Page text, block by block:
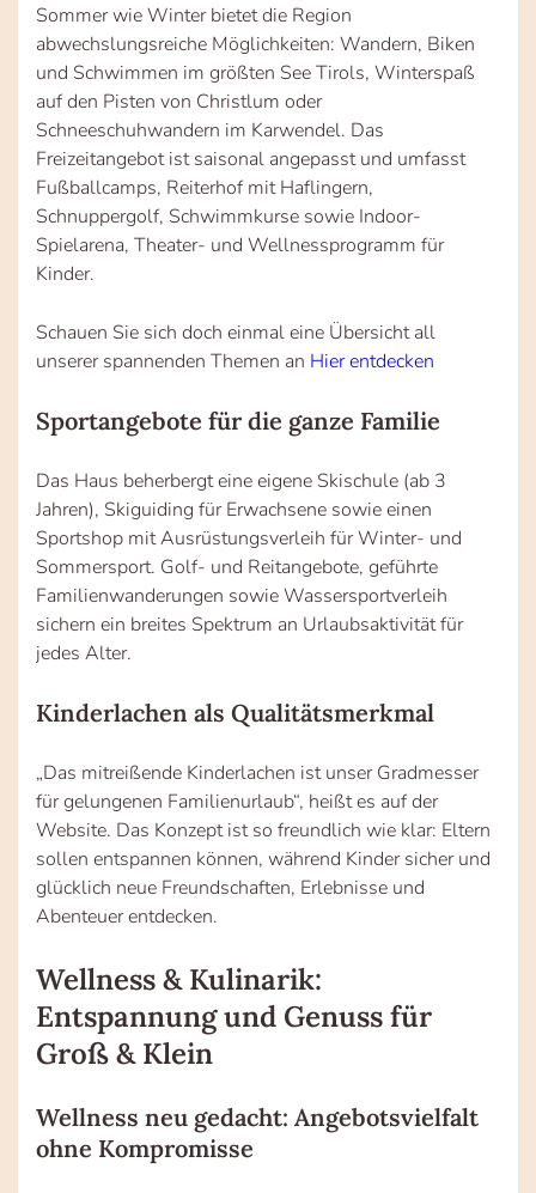
Sommer wie Winter bietet die Region
abwechslungsreiche Möglichkeiten: Wandern, Biken
und Schwimmen im größten See Tirols, Winterspaß
auf den Pisten von Christlum oder
Schneeschuhwandern im Karwendel. Das
Freizeitangebot ist saisonal angepasst und umfasst
Fußballcamps, Reiterhof mit Haflingern,
Schnuppergolf, Schwimmkurse sowie Indoor-
Spielarena, Theater- und Wellnessprogramm für
Kinder.
Schauen Sie sich doch einmal eine Übersicht all
unserer spannenden Themen an Hier entdecken
Sportangebote für die ganze Familie
Das Haus beherbergt eine eigene Skischule (ab 3
Jahren), Skiguiding für Erwachsene sowie einen
Sportshop mit Ausrüstungsverleih für Winter- und
Sommersport. Golf- und Reitangebote, geführte
Familienwanderungen sowie Wassersportverleih
sichern ein breites Spektrum an Urlaubsaktivität für
jedes Alter.
Kinderlachen als Qualitätsmerkmal
„Das mitreißende Kinderlachen ist unser Gradmesser
für gelungenen Familienurlaub“, heißt es auf der
Website. Das Konzept ist so freundlich wie klar: Eltern
sollen entspannen können, während Kinder sicher und
glücklich neue Freundschaften, Erlebnisse und
Abenteuer entdecken.
Wellness & Kulinarik:
Entspannung und Genuss für
Groß & Klein
Wellness neu gedacht: Angebotsvielfalt
ohne Kompromisse